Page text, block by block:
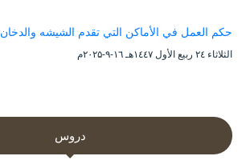
حكم العمل في الأماكن التي تقدم الشيشه والدخان
الثلاثاء ۲٤ ربيع الأول ۱٤٤۷هـ ۱٦-۹-۲۰۲۵م
دروس